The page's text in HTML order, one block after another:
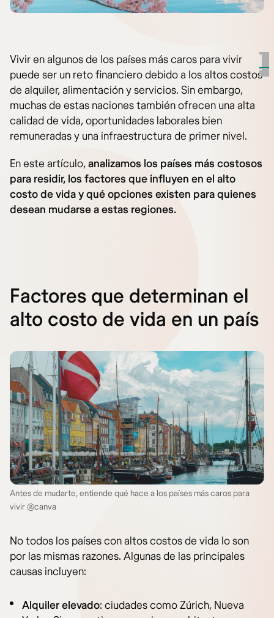
Vivir en algunos de los países más caros para vivir
puede ser un reto financiero debido a los altos costos
de alquiler, alimentación y servicios. Sin embargo,
muchas de estas naciones también ofrecen una alta
calidad de vida, oportunidades laborales bien
remuneradas y una infraestructura de primer nivel.
En este artículo,analizamos los países más costosos
para residir, los factores que influyen en el alto
costo de vida y qué opciones existen para quienes
desean mudarse a estas regiones.
Factores que determinan el
alto costo de vida en un país
Antes de mudarte, entiende qué hace a los países más caros para
vivir @canva
No todos los países con altos costos de vida lo son
por las mismas razones. Algunas de las principales
causas incluyen:
Alquiler elevado: ciudades como Zúrich, Nueva